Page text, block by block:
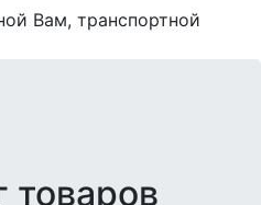
Вам, транспортной
товаров